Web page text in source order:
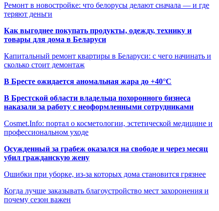
Ремонт в новостройке: что белорусы делают сначала — и где
теряют деньги
Как выгоднее покупать продукты, одежду, технику и
товары для дома в Беларуси
Капитальный ремонт квартиры в Беларуси: с чего начинать и
сколько стоит демонтаж
В Бресте ожидается аномальная жара до +40°C
В Брестской области владельца похоронного бизнеса
наказали за работу с неоформленными сотрудниками
Cosmet.Info: портал о косметологии, эстетической медицине и
профессиональном уходе
Осужденный за грабеж оказался на свободе и через месяц
убил гражданскую жену
Ошибки при уборке, из-за которых дома становится грязнее
Когда лучше заказывать благоустройство мест захоронения и
почему сезон важен